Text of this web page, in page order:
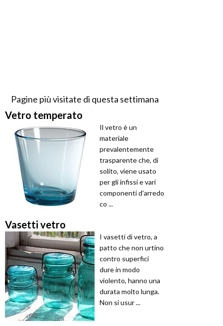
Pagine più visitate di questa settimana
Vetro temperato
Il vetro è un
materiale
prevalentemente
trasparente che, di
solito, viene usato
per gli infissi e vari
componenti d'arredo
co ...
Vasetti vetro
I vasetti di vetro, a
patto che non urtino
contro superfici
dure in modo
violento, hanno una
durata molto lunga.
Non si usur ...